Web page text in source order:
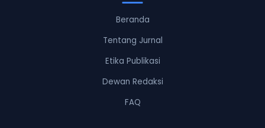
Beranda
Tentang Jurnal
Etika Publikasi
Dewan Redaksi
FAQ